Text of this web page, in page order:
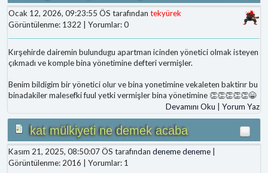
Ocak 12, 2026, 09:23:55 ÖS tarafından tekyürek
Görüntülenme: 1322 | Yorumlar: 0
Kırşehirde dairemin bulundugu apartman icinden yönetici olmak isteyen
çıkmadı ve komple bina yönetimine defteri vermişler.
Benim bildigim bir yönetici olur ve bina yonetimine vekaleten baktirır bu
binadakiler malesefki fuul yetki vermişler bina yönetimine 👏👏👏👏👏😁
Devamını Oku
Yorum Yaz
kat mülkiyeti ne demek acaba
Kasım 21, 2025, 08:50:07 ÖS tarafından deneme deneme |
Görüntülenme: 2016 | Yorumlar: 1